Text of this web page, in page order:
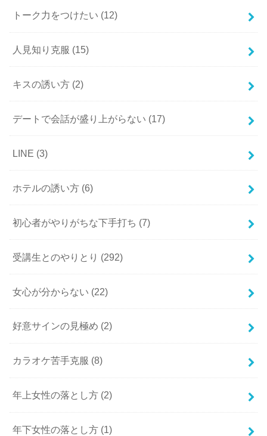
トーク力をつけたい (12)
人見知り克服 (15)
キスの誘い方 (2)
デートで会話が盛り上がらない (17)
LINE (3)
ホテルの誘い方 (6)
初心者がやりがちな下手打ち (7)
受講生とのやりとり (292)
女心が分からない (22)
好意サインの見極め (2)
カラオケ苦手克服 (8)
年上女性の落とし方 (2)
年下女性の落とし方 (1)